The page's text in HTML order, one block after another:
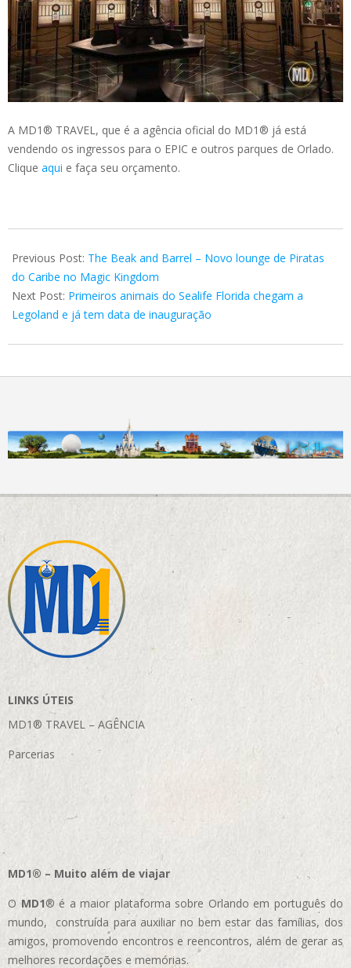
A MD1® TRAVEL, que é a agência oficial do MD1® já está
vendendo os ingressos para o EPIC e outros parques de Orlado.
Clique aqui e faça seu orçamento.
05-
08
Previous Post: The Beak and Barrel – Novo lounge de Piratas
do Caribe no Magic Kingdom
Next Post: Primeiros animais do Sealife Florida chegam a
Legoland e já tem data de inauguração
LINKS ÚTEIS
MD1® TRAVEL – AGÊNCIA
Parcerias
MD1® – Muito além de viajar
O MD1® é a maior plataforma sobre Orlando em português do
mundo, construída para auxiliar no bem estar das famílias, dos
amigos, promovendo encontros e reencontros, além de gerar as
melhores recordações e memórias.